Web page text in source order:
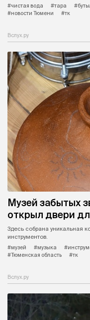
#чистая вода
#тара
#новости Тюмени
#тк
Вслух.ру
Музей забытых
открыл двери
Здесь собрана уникальная
инструментов.
#музей
#музыка
#Тюменская область
#тк
Вслух.ру